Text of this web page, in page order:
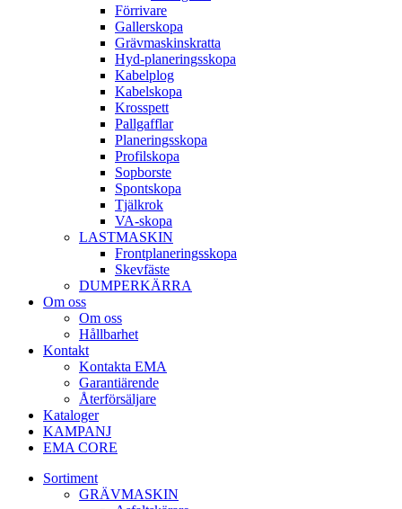
Förrivare
Galler­skopa
Gräv­maskins­kratta
Hyd­-planerings­skopa
Kabel­plog
Kabel­skopa
Kros­spett
Pallgafflar
Planerings­skopa
Profil­skopa
Sop­borste
Spont­skopa
Tjäl­krok
VA­-skopa
LAST­MASKIN
Front­planerings­skopa
Skev­fäste
DUMPER­KÄRRA
Om oss
Om oss
Hållbarhet
Kontakt
Kontakta EMA
Garantiärende
Återförsäljare
Kataloger
KAMPANJ
EMA CORE
Sortiment
GRÄV­MASKIN